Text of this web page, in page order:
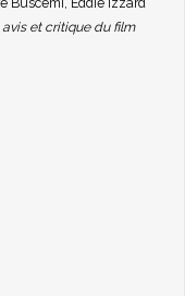
Buscemi, Eddie Izzard
et critique du film